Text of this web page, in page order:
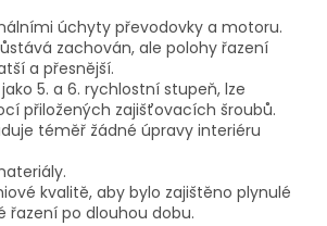
úchyty převodovky a motoru.
zachován, ale polohy řazení
a přesnější.
5. a 6. rychlostní stupeň, lze
přiložených zajišťovacích šroubů.
téměř žádné úpravy interiéru
kvalitě, aby bylo zajištěno plynulé
řazení po dlouhou dobu.